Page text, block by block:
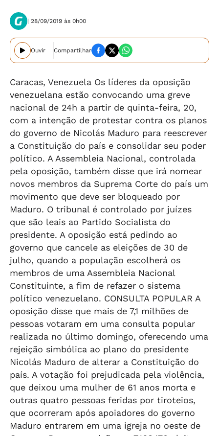
| 28/09/2019 às 0h00
Ouvir Compartilhar
Caracas, Venezuela Os líderes da oposição
venezuelana estão convocando uma greve
nacional de 24h a partir de quinta-feira, 20,
com a intenção de protestar contra os planos
do governo de Nicolás Maduro para reescrever
a Constituição do país e consolidar seu poder
político. A Assembleia Nacional, controlada
pela oposição, também disse que irá nomear
novos membros da Suprema Corte do país um
movimento que deve ser bloqueado por
Maduro. O tribunal é controlado por juízes
que são leais ao Partido Socialista do
presidente. A oposição está pedindo ao
governo que cancele as eleições de 30 de
julho, quando a população escolherá os
membros de uma Assembleia Nacional
Constituinte, a fim de refazer o sistema
político venezuelano. CONSULTA POPULAR A
oposição disse que mais de 7,1 milhões de
pessoas votaram em uma consulta popular
realizada no último domingo, oferecendo uma
rejeição simbólica ao plano do presidente
Nicolás Maduro de alterar a Constituição do
país. A votação foi prejudicada pela violência,
que deixou uma mulher de 61 anos morta e
outras quatro pessoas feridas por tiroteios,
que ocorreram após apoiadores do governo
Maduro entrarem em uma igreja no oeste de